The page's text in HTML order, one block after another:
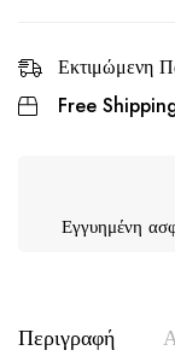
Εκτιμώμενη
Free
Εγγυημένη
Περιγραφή